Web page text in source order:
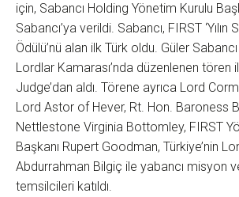
için, Sabancı Holding Yönetim Kurulu
Sabancı’ya verildi. Sabancı, FIRST
Ödülü’nü alan ilk Türk oldu. Güler
Lordlar Kamarası’nda düzenlenen tören
Judge’dan aldı. Törene ayrıca Lord
Lord Astor of Hever, Rt. Hon. Baroness
Nettlestone Virginia Bottomley, FIRST
Başkanı Rupert Goodman, Türkiye’nin
Abdurrahman Bilgiç ile yabancı misyon
temsilcileri katıldı.